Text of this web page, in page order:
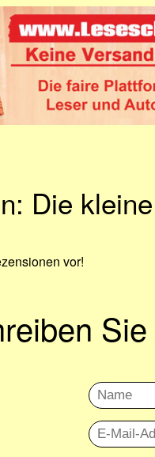
Die
vor!